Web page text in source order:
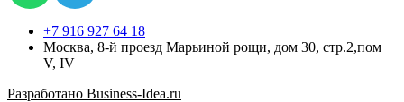
+7 916 927 64 18
Москва, 8-й проезд Марьиной рощи, дом 30, стр.2,пом
V, IV
Разработано Business-Idea.ru